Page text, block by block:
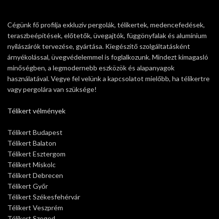
Cégünk fő profilja exkluzív pergolák, télikertek, medencefedések,
teraszbeépítések, előtetők, üvegajtók, függönyfalak és alumínium
nyílászárók tervezése, gyártása. Kiegészítő szolgáltatásként
árnyékolással, üvegvédelemmel is foglalkozunk. Mindezt kimagasló
minőségben, a legmodernebb eszközök és alapanyagok
használatával. Vegye fel velünk a kapcsolatot mielőbb, ha télikertre
vagy pergolára van szüksége!
Télikert vélmények
Télikert Budapest
Télikert Balaton
Télikert Esztergom
Télikert Miskolc
Télikert Debrecen
Télikert Győr
Télikert Székesfehérvár
Télikert Veszprém